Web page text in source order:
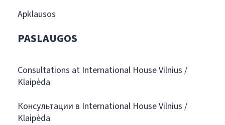
Apklausos
PASLAUGOS
Consultations at International House Vilnius /
Klaipėda
Консультации в International House Vilnius /
Klaipėda